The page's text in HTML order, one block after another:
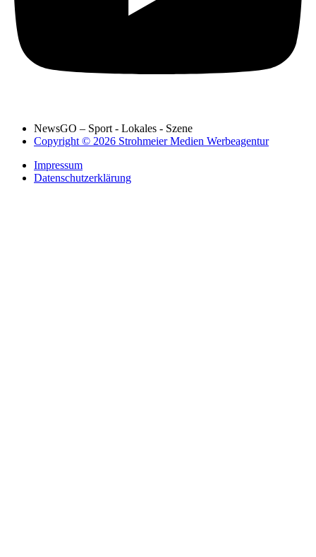
NewsGO – Sport - Lokales - Szene
Copyright © 2026 Strohmeier Medien Werbeagentur
Impressum
Datenschutzerklärung